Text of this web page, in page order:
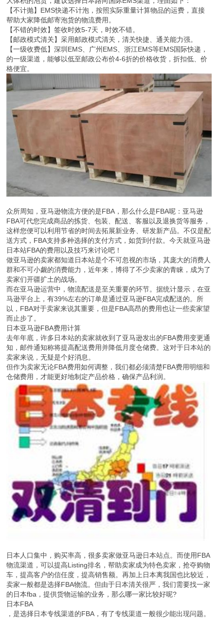
【不计抛】EMS快递不计泡，按照实际重量计算物品的运费，直接
帮助大家降低邮寄泡货的物流费用。
【不错的时效】签收时效5-7天，时效不错。
【邮政模式清关】采用邮政模式清关，清关快捷、通关能力强。
【一级收费低】深圳EMS、广州EMS、浙江EMS等EMS国际快递，
的一级渠道，能够以低至邮政公布价4-6折的价格收货，折扣低、价
格便宜。
众所周知，亚马逊物流方便的是FBA，那么什么是FBA呢：亚马逊
FBA可代您完成商品的拣货、包装、配送、客服以及退换货等服务，
这样您便可以利用节省的时间去拓展新业务、研发新产品。不仅是配
送方式，FBA支持多种选择的支付方式，如货到付款。今天就亚马逊
日本站FBA的费用以及技巧来讨论吧！
做亚马逊的卖家都知道日本站是个不可忽视的市场，其庞大的消费人
群和不可小觑的消费能力，近年来，博得了不少卖家的青睐，成为了
卖家们开疆扩土的战场。
而在亚马逊运营中，物流配送是至关重要的环节。据统计显示，在亚
马逊平台上，有39%左右的订单是通过亚马逊FBA完成配送的。所
以，FBA对于卖家来说其重要，但是FBA高昂的费用也让一些卖家望
而止步了。
日本亚马逊FBA费用计算
去年年底，许多日本站的卖家就收到了亚马逊发出的FBA费用变更通
知，邮件通知称将提高配送费用并降低月度仓储费。这对于日本站的
卖家来说，无疑是个好消息。
但作为卖家无论FBA费用如何调整，我们都必须清楚FBA费用明细和
仓储费用，才能更好地制定产品价格，确保产品利润。
日本人口集中，购买率高，很多卖家做亚马逊日本站点。而使用FBA
物流渠道，可以提高Listing排名，帮助卖家成为特色卖家，抢夺购物
车，提高客户的信任度，提高销售额。再加上日本离我国也比较近，
卖家一般都是选择FBA物流。但由于日本清关很严，我们需要找一家
的日本fba，提供货物运输的业务，那么哪一家比较好呢?
日本FBA
，是选择日本专线渠道的FBA，有了专线渠道一般很少能出现问题。